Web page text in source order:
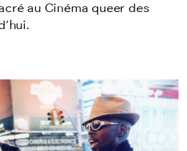
au Cinéma queer des